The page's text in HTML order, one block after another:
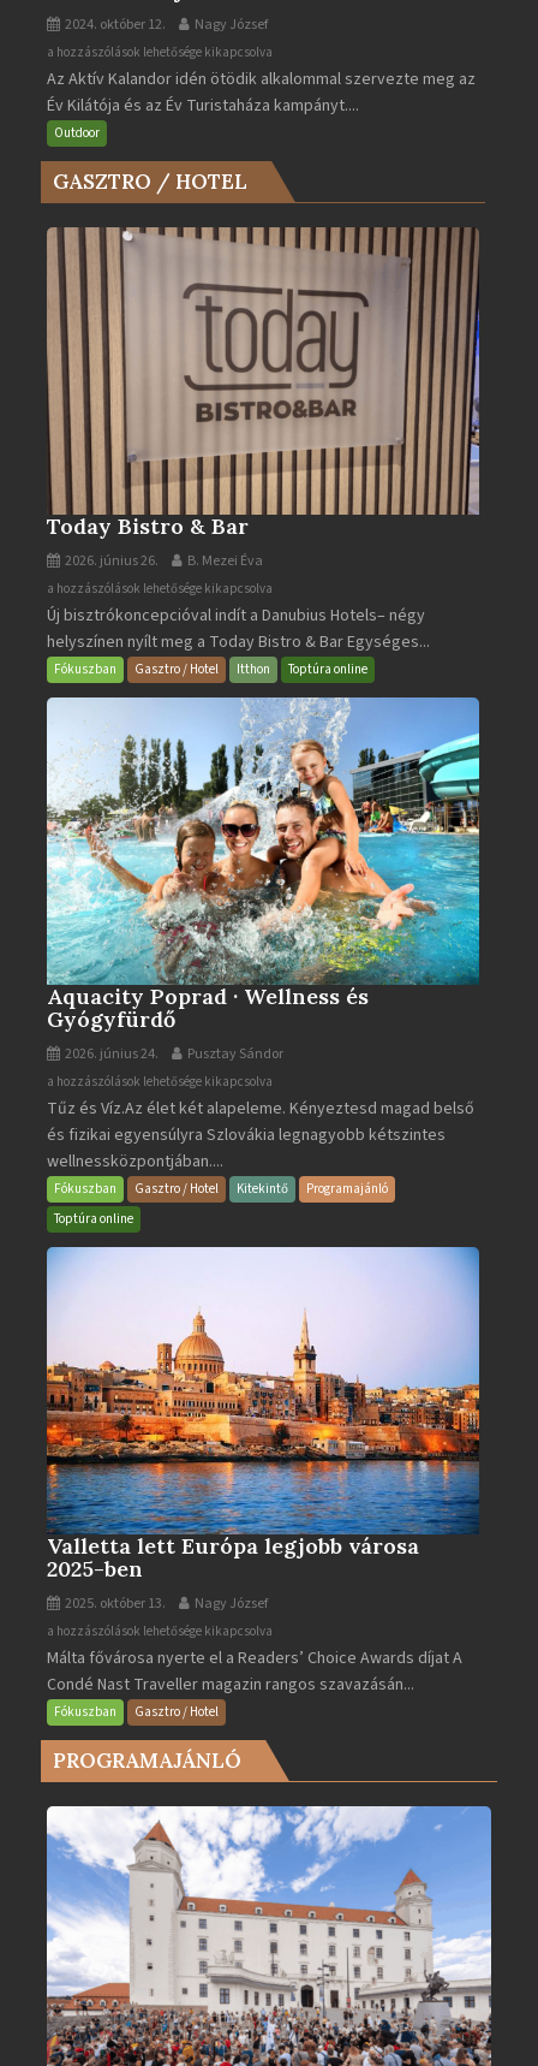
2024. október 12. Nagy József
Az
Év
Kilátója
és
Év
Turistaháza
bejegyzéshez
a hozzászólások lehetősége kikapcsolva
Az Aktív Kalandor idén ötödik alkalommal szervezte meg az
Év Kilátója és az Év Turistaháza kampányt....
Outdoor
GASZTRO / HOTEL
Today Bistro & Bar
2026. június 26. B. Mezei Éva
Today
Bistro
&
Bar
a hozzászólások lehetősége kikapcsolva
Új bisztrókoncepcióval indít a Danubius Hotels– négy
helyszínen nyílt meg a Today Bistro & Bar Egységes...
Fókuszban Gasztro / Hotel Itthon Toptúra online
Aquacity Poprad · Wellness és
Gyógyfürdő
2026. június 24. Pusztay Sándor
Aquacity
Poprad
·
Wellness
és
Gyógyfürdő
a hozzászólások lehetősége kikapcsolva
Tűz és Víz.Az élet két alapeleme. Kényeztesd magad belső
és fizikai egyensúlyra Szlovákia legnagyobb kétszintes
wellnessközpontjában....
Fókuszban Gasztro / Hotel Kitekintő
Programajánló
Toptúra online
Valletta lett Európa legjobb városa
2025-ben
2025. október 13. Nagy József
Valletta
lett
Európa
legjobb
2025-
bejegyzéshez
a hozzászólások lehetősége kikapcsolva
Málta fővárosa nyerte el a Readers’ Choice Awards díjat A
Condé Nast Traveller magazin rangos szavazásán...
Fókuszban Gasztro / Hotel
PROGRAMAJÁNLÓ